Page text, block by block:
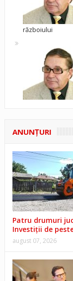
războiului
ANUNŢURI
Patru drumuri
Investiții de
august 07, 2026